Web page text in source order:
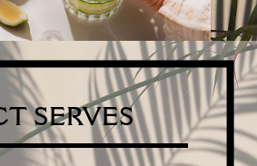
SERVES